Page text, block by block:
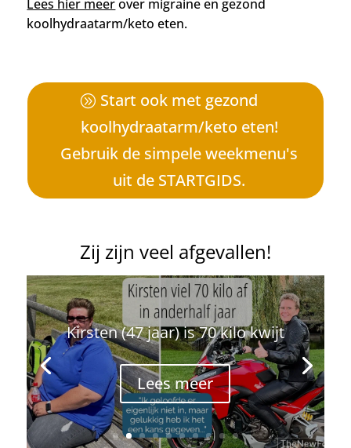
Lees hier meerover migraine en gezond
koolhydraatarm/keto eten.
Start ook met gezond
koolhydraatarm/keto eten!
Gebruik de simpele weekmenu's
uit de STARTGIDS.
Zij zijn veel afgevallen!
Kirsten (47 jaar) is 70 kilo kwijt
Lees meer